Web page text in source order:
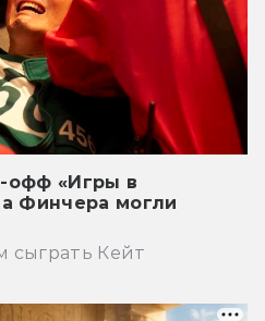
офф «Игры в
Финчера могли
сыграть Кейт